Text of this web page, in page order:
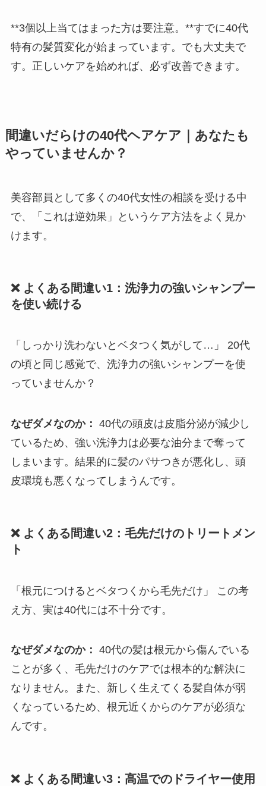
**3個以上当てはまった方は要注意。**すでに40代
特有の髪質変化が始まっています。でも大丈夫で
す。正しいケアを始めれば、必ず改善できます。
間違いだらけの40代ヘアケア｜あなたも
やっていませんか？
美容部員として多くの40代女性の相談を受ける中
で、「これは逆効果」というケア方法をよく見か
けます。
❌ よくある間違い1：洗浄力の強いシャンプー
を使い続ける
「しっかり洗わないとベタつく気がして…」 20代
の頃と同じ感覚で、洗浄力の強いシャンプーを使
っていませんか？
なぜダメなのか： 40代の頭皮は皮脂分泌が減少し
ているため、強い洗浄力は必要な油分まで奪って
しまいます。結果的に髪のパサつきが悪化し、頭
皮環境も悪くなってしまうんです。
❌ よくある間違い2：毛先だけのトリートメン
ト
「根元につけるとベタつくから毛先だけ」 この考
え方、実は40代には不十分です。
なぜダメなのか： 40代の髪は根元から傷んでいる
ことが多く、毛先だけのケアでは根本的な解決に
なりません。また、新しく生えてくる髪自体が弱
くなっているため、根元近くからのケアが必須な
んです。
❌ よくある間違い3：高温でのドライヤー使用